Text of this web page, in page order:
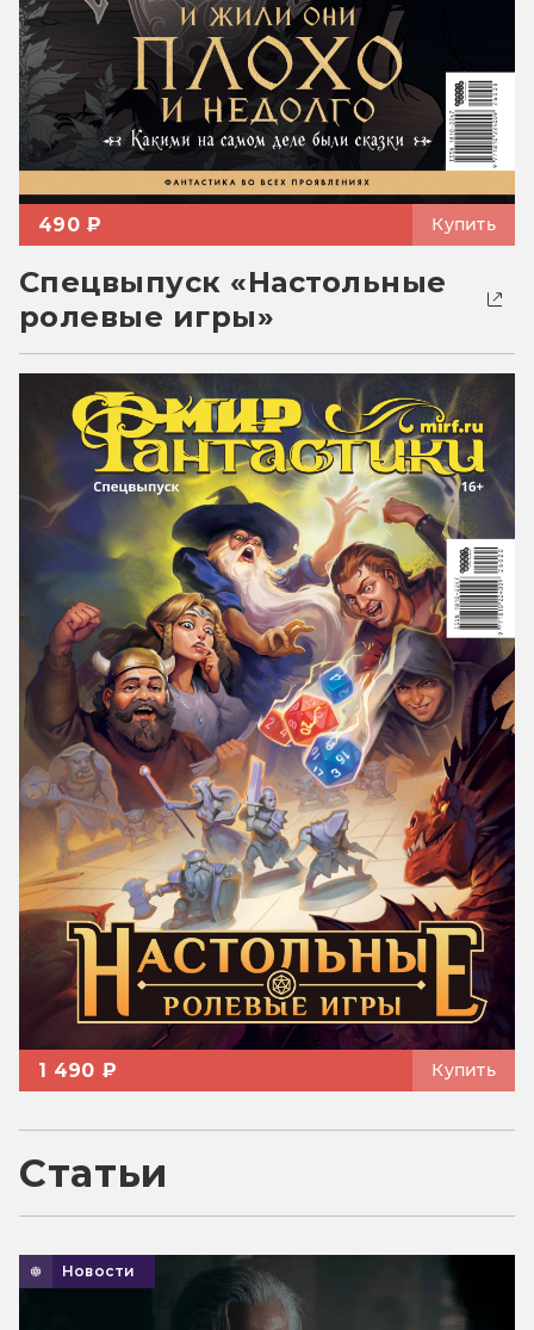
490 ₽ Купить
Спецвыпуск «Настольные
ролевые игры»
1 490 ₽ Купить
Статьи
Новости